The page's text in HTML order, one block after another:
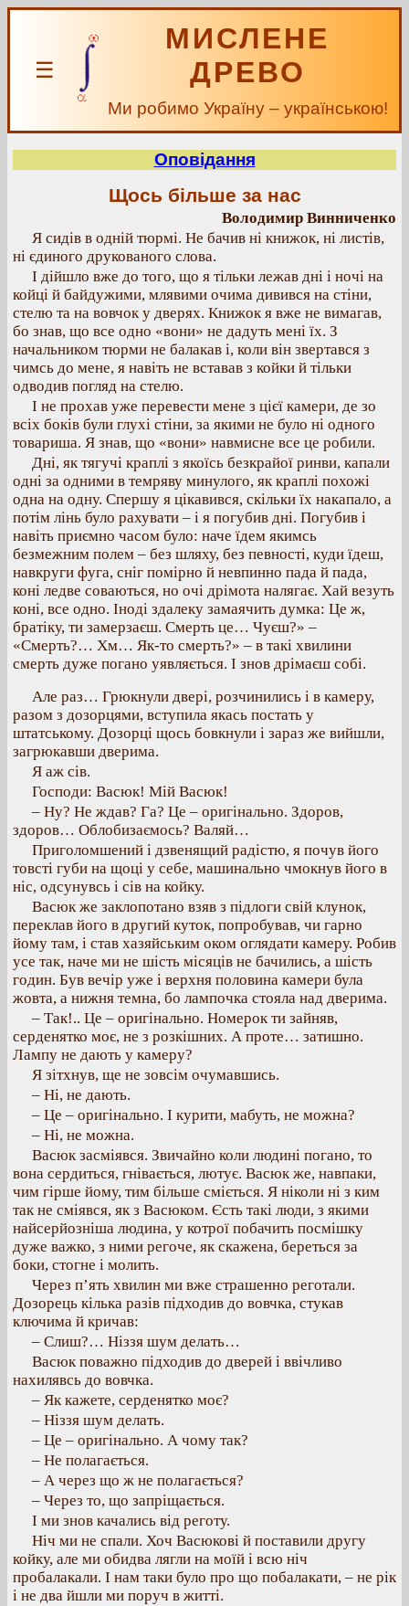
☰
МИСЛЕНЕ
ДРЕВО
Ми робимо Україну – українською!
Оповідання
Щось більше за нас
Володимир Винниченко
Я сидів в одній тюрмі. Не бачив ні книжок, ні листів,
ні єдиного друкованого слова.
І дійшло вже до того, що я тільки лежав дні і ночі на
койці й байдужими, млявими очима дивився на стіни,
стелю та на вовчок у дверях. Книжок я вже не вимагав,
бо знав, що все одно «вони» не дадуть мені їх. З
начальником тюрми не балакав і, коли він звертався з
чимсь до мене, я навіть не вставав з койки й тільки
одводив погляд на стелю.
І не прохав уже перевести мене з цієї камери, де зо
всіх боків були глухі стіни, за якими не було ні одного
товариша. Я знав, що «вони» навмисне все це робили.
Дні, як тягучі краплі з якоїсь безкрайої ринви, капали
одні за одними в темряву минулого, як краплі похожі
одна на одну. Спершу я цікавився, скільки їх накапало, а
потім лінь було рахувати – і я погубив дні. Погубив і
навіть приємно часом було: наче їдем якимсь
безмежним полем – без шляху, без певності, куди їдеш,
навкруги фуга, сніг помірно й невпинно пада й пада,
коні ледве соваються, но очі дрімота налягає. Хай везуть
коні, все одно. Іноді здалеку замаячить думка: Це ж,
братіку, ти замерзаєш. Смерть це… Чуєш?» –
«Смерть?… Хм… Як-то смерть?» – в такі хвилини
смерть дуже погано уявляється. І знов дрімаєш собі.
Але раз… Грюкнули двері, розчинились і в камеру,
разом з дозорцями, вступила якась постать у
штатському. Дозорці щось бовкнули і зараз же вийшли,
загрюкавши дверима.
Я аж сів.
Господи: Васюк! Мій Васюк!
– Ну? Не ждав? Га? Це – оригінально. Здоров,
здоров… Облобизаємось? Валяй…
Приголомшений і дзвенящий радістю, я почув його
товсті губи на щоці у себе, машинально чмокнув його в
ніс, одсунувсь і сів на койку.
Васюк же заклопотано взяв з підлоги свій клунок,
переклав його в другий куток, попробував, чи гарно
йому там, і став хазяйським оком оглядати камеру. Робив
усе так, наче ми не шість місяців не бачились, а шість
годин. Був вечір уже і верхня половина камери була
жовта, а нижня темна, бо лампочка стояла над дверима.
– Так!.. Це – оригінально. Номерок ти зайняв,
серденятко моє, не з розкішних. А проте… затишно.
Лампу не дають у камеру?
Я зітхнув, ще не зовсім очумавшись.
– Ні, не дають.
– Це – оригінально. І курити, мабуть, не можна?
– Ні, не можна.
Васюк засміявся. Звичайно коли людині погано, то
вона сердиться, гнівається, лютує. Васюк же, навпаки,
чим гірше йому, тим більше сміється. Я ніколи ні з ким
так не сміявся, як з Васюком. Єсть такі люди, з якими
найсерйозніша людина, у котрої побачить посмішку
дуже важко, з ними регоче, як скажена, береться за
боки, стогне і молить.
Через п’ять хвилин ми вже страшенно реготали.
Дозорець кілька разів підходив до вовчка, стукав
ключима й кричав:
– Слиш?… Ніззя шум делать…
Васюк поважно підходив до дверей і ввічливо
нахилявсь до вовчка.
– Як кажете, серденятко моє?
– Ніззя шум делать.
– Це – оригінально. А чому так?
– Не полагається.
– А через що ж не полагається?
– Через то, що запріщається.
І ми знов качались від реготу.
Ніч ми не спали. Хоч Васюкові й поставили другу
койку, але ми обидва лягли на моїй і всю ніч
пробалакали. І нам таки було про що побалакати, – не рік
і не два йшли ми поруч в житті.